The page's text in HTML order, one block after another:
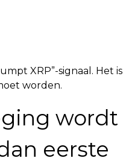
XRP”-signaal. Het is
worden.
wordt
eerste